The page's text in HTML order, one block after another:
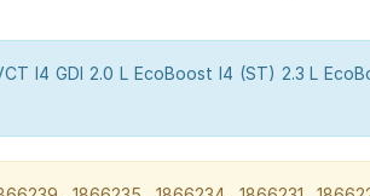
I4 GDI 2.0 L EcoBoost I4 (ST) 2.3 L